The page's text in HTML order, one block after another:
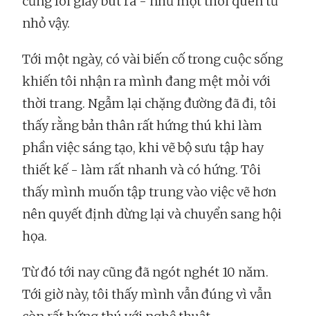
nhỏ vậy.
Tới một ngày, có vài biến cố trong cuộc sống
khiến tôi nhận ra mình đang mệt mỏi với
thời trang. Ngẫm lại chặng đường đã đi, tôi
thấy rằng bản thân rất hứng thú khi làm
phần việc sáng tạo, khi vẽ bộ sưu tập hay
thiết kế - làm rất nhanh và có hứng. Tôi
thấy mình muốn tập trung vào việc vẽ hơn
nên quyết định dừng lại và chuyển sang hội
họa.
Từ đó tới nay cũng đã ngót nghét 10 năm.
Tới giờ này, tôi thấy mình vẫn đúng vì vẫn